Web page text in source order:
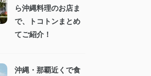
ら沖縄料理のお店ま
で、トコトンまとめ
てご紹介！
沖縄・那覇近くで食